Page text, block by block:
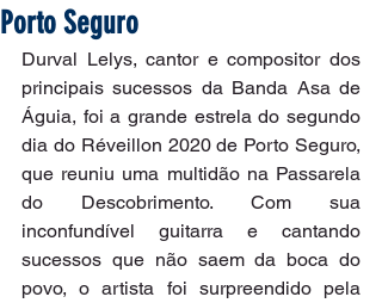
Porto Seguro
Durval Lelys, cantor e compositor dos
principais sucessos da Banda Asa de
Águia, foi a grande estrela do segundo
dia do Réveillon 2020 de Porto Seguro,
que reuniu uma multidão na Passarela
do Descobrimento. Com sua
inconfundível guitarra e cantando
sucessos que não saem da boca do
povo, o artista foi surpreendido pela